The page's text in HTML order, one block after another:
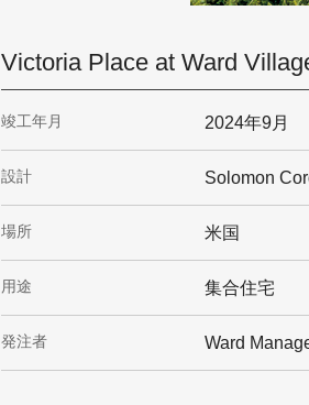
Victoria Place at Ward
竣工年月 2024年9月
設計 Solomon
場所 米国
用途 集合住宅
発注者 Ward